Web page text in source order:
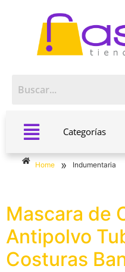
Categorías
Home » Indumentaria
Mascara de
Antipolvo
Costuras